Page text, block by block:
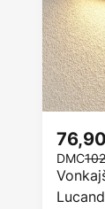
DMC